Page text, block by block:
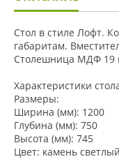
Стол в стиле Лофт.
габаритам.
Столешница МДФ 19
Характеристики
Размеры:
Ширина (мм): 1200
Глубина (мм): 750
Высота (мм): 745
Цвет: камень